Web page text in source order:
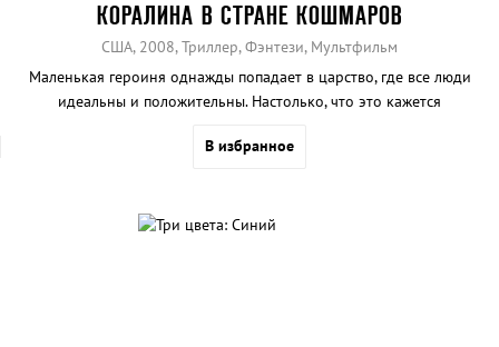
КОРАЛИНА В СТРАНЕ КОШМАРОВ
США, 2008, Триллер, Фэнтези, Мультфильм
Маленькая героиня однажды попадает в царство, где все люди
идеальны и положительны. Настолько, что это кажется
В избранное